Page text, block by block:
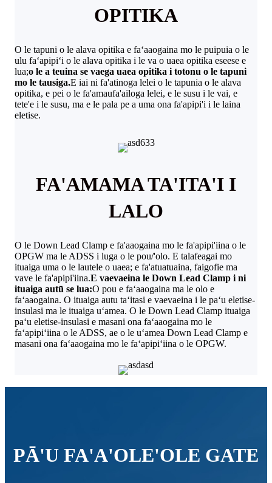
OPITIKA
O le tapuni o le alava opitika e faʻaaogaina mo le puipuia o le
ulu faʻapipiʻi o le alava opitika i le va o uaea opitika eseese e
lua;o le a teuina se vaega uaea opitika i totonu o le tapuni
mo le tausiga.E iai ni fa'atinoga lelei o le tapunia o le alava
opitika, e pei o le fa'amaufa'ailoga lelei, e le susu i le vai, e
tete'e i le susu, ma e le pala pe a uma ona fa'apipi'i i le laina
eletise.
FA'AMAMA TA'ITA'I I
LALO
O le Down Lead Clamp e fa'aaogaina mo le fa'apipi'iina o le
OPGW ma le ADSS i luga o le pou/'olo. E talafeagai mo
ituaiga uma o le lautele o uaea; e fa'atuatuaina, faigofie ma
vave le fa'apipi'iina.E vaevaeina le Down Lead Clamp i ni
ituaiga autū se lua:O pou e faʻaaogaina ma le olo e
faʻaaogaina. O ituaiga autu taʻitasi e vaevaeina i le paʻu eletise-
insulasi ma le ituaiga uʻamea. O le Down Lead Clamp ituaiga
paʻu eletise-insulasi e masani ona faʻaaogaina mo le
faʻapipiʻiina o le ADSS, ae o le uʻamea Down Lead Clamp e
masani ona faʻaaogaina mo le faʻapipiʻiina o le OPGW.
PĀ'U FA'A'OLE'OLE GATE